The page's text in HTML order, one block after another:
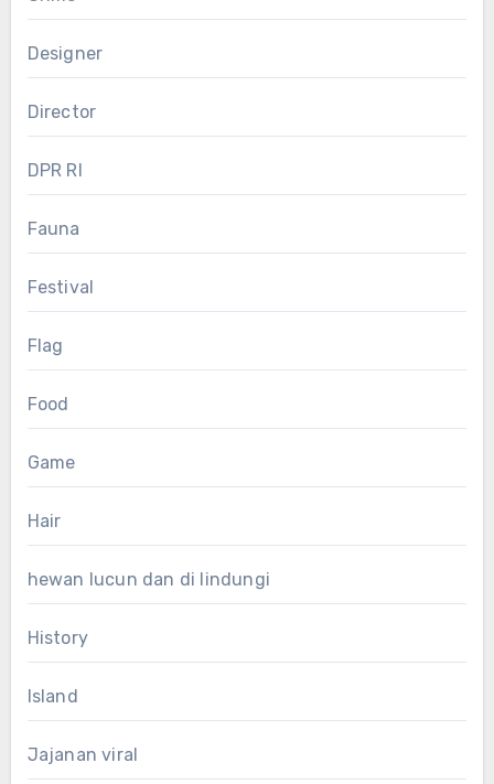
Designer
Director
DPR RI
Fauna
Festival
Flag
Food
Game
Hair
hewan lucun dan di lindungi
History
Island
Jajanan viral